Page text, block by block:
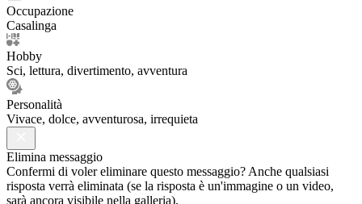
Occupazione
Casalinga
Hobby
Sci, lettura, divertimento, avventura
Personalità
Vivace, dolce, avventurosa, irrequieta
Elimina messaggio
Confermi di voler eliminare questo messaggio? Anche qualsiasi
risposta verrà eliminata (se la risposta è un'immagine o un video,
sarà ancora visibile nella galleria).